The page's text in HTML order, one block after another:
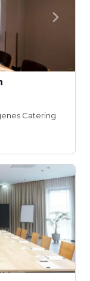
Catering